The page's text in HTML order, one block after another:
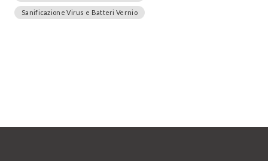
Sanificazione Virus e Batteri Vernio